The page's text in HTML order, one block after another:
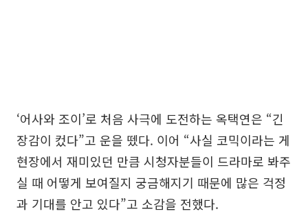
‘어사와 조이’로 처음 사극에 도전하는 옥택연은 “긴
장감이 컸다”고 운을 뗐다. 이어 “사실 코믹이라는 게
현장에서 재미있던 만큼 시청자분들이 드라마로 봐주
실 때 어떻게 보여질지 궁금해지기 때문에 많은 걱정
과 기대를 안고 있다”고 소감을 전했다.